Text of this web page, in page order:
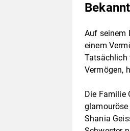
Auf seinem
einem
Tatsächlich
Vermögen,
Die Familie
glamouröse
Shania